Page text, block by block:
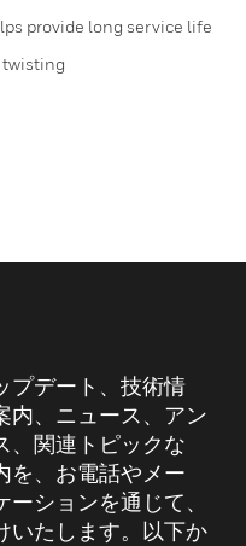
provide long service life
プデート、技術情
内、ニュース、アン
、関連トピックな
を、お電話やメー
ションを通じて、
いたします。以下か